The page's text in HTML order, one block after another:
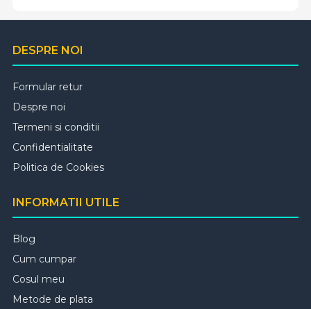
DESPRE NOI
Formular retur
Despre noi
Termeni si conditii
Confidentialitate
Politica de Cookies
INFORMATII UTILE
Blog
Cum cumpar
Cosul meu
Metode de plata